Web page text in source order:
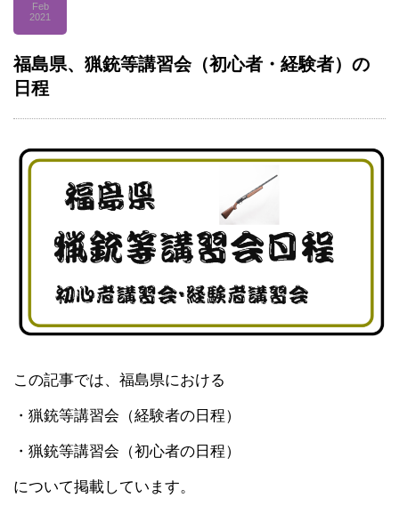
Feb
2021
福島県、猟銃等講習会（初心者・経験者）の
日程
この記事では、福島県における
・猟銃等講習会（経験者の日程）
・猟銃等講習会（初心者の日程）
について掲載しています。